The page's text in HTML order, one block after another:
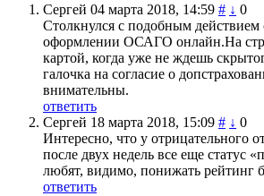
Сергей 04 марта 2018, 14:59 # ↓ 0
Столкнулся с подобным
оформлении ОСАГО онлайн.На
картой, когда уже не ждешь
галочка на согласие о
внимательны.
ответить
Сергей 18 марта 2018, 15:09 # ↓ 0
Интересно, что у отрицательного
после двух недель все еще статус
любят, видимо, понижать рейтинг
ответить